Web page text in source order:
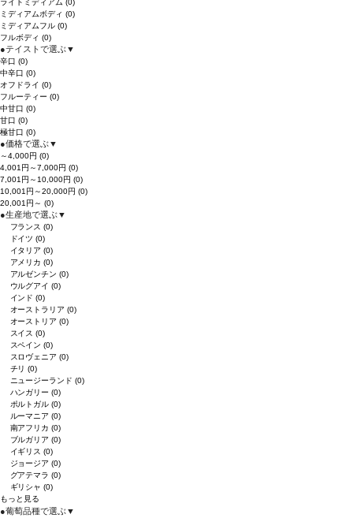
ライトミディアム (0)
ミディアムボディ (0)
ミディアムフル (0)
フルボディ (0)
●テイストで選ぶ▼
辛口 (0)
中辛口 (0)
オフドライ (0)
フルーティー (0)
中甘口 (0)
甘口 (0)
極甘口 (0)
●価格で選ぶ▼
～4,000円 (0)
4,001円～7,000円 (0)
7,001円～10,000円 (0)
10,001円～20,000円 (0)
20,001円～ (0)
●生産地で選ぶ▼
フランス(0)
ドイツ(0)
イタリア(0)
アメリカ(0)
アルゼンチン(0)
ウルグアイ(0)
インド(0)
オーストラリア(0)
オーストリア(0)
スイス(0)
スペイン(0)
スロヴェニア(0)
チリ(0)
ニュージーランド(0)
ハンガリー(0)
ポルトガル(0)
ルーマニア(0)
南アフリカ(0)
ブルガリア(0)
イギリス(0)
ジョージア(0)
グアテマラ(0)
ギリシャ(0)
もっと見る
●葡萄品種で選ぶ▼